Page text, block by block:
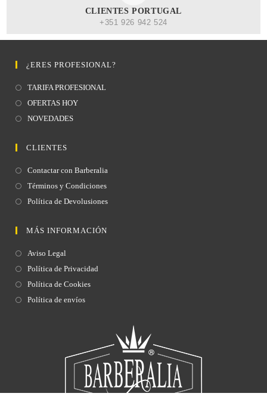
CLIENTES PORTUGAL
+351 926 942 524
MÁS INFORMACIÓN
Aviso Legal
Política de Privacidad
Política de Cookies
Política de envíos
CLIENTES
Contactar con Barberalia
Términos y Condiciones
Política de Devolusiones
¿ERES PROFESIONAL?
TARIFA PROFESIONAL
OFERTAS HOY
NOVEDADES